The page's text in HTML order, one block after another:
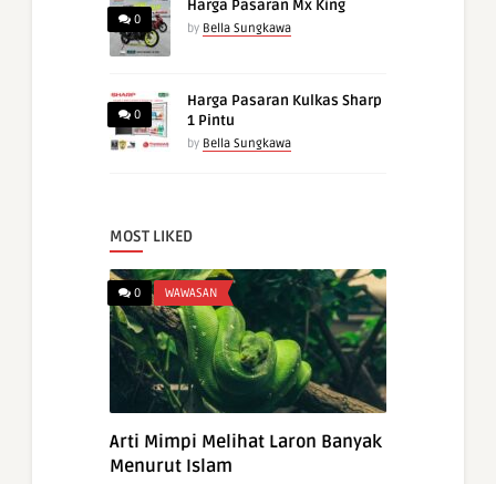
0
Harga Pasaran Mx King
by Bella Sungkawa
0
Harga Pasaran Kulkas Sharp
1 Pintu
by Bella Sungkawa
MOST LIKED
0 WAWASAN
Arti Mimpi Melihat Laron Banyak
Menurut Islam